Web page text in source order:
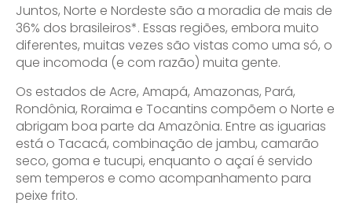
Juntos, Norte e Nordeste são a moradia de mais de
36% dos brasileiros*. Essas regiões, embora muito
diferentes, muitas vezes são vistas como uma só, o
que incomoda (e com razão) muita gente.
Os estados de Acre, Amapá, Amazonas, Pará,
Rondônia, Roraima e Tocantins compõem o Norte e
abrigam boa parte da Amazônia. Entre as iguarias
está o Tacacá, combinação de jambu, camarão
seco, goma e tucupi, enquanto o açaí é servido
sem temperos e como acompanhamento para
peixe frito.